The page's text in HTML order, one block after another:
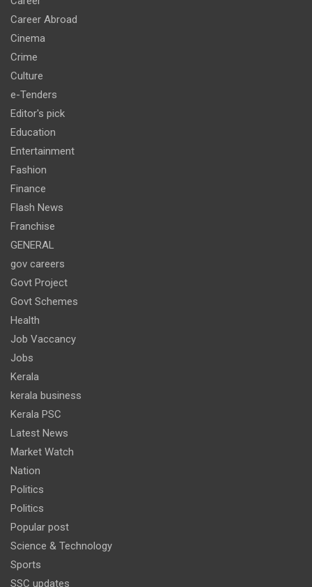
Career Abroad
Cinema
Crime
Culture
e-Tenders
Editor's pick
Education
Entertainment
Fashion
Finance
Flash News
Franchise
GENERAL
gov careers
Govt Project
Govt Schemes
Health
Job Vaccancy
Jobs
Kerala
kerala business
Kerala PSC
Latest News
Market Watch
Nation
Politics
Politics
Popular post
Science & Technology
Sports
SSC updates